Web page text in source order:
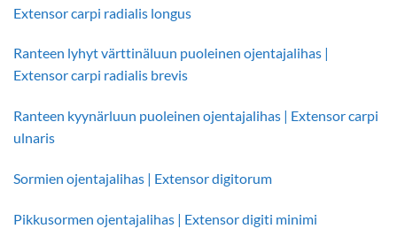
Extensor carpi radialis longus
Ranteen lyhyt värttinäluun puoleinen ojentajalihas |
Extensor carpi radialis brevis
Ranteen kyynärluun puoleinen ojentajalihas | Extensor carpi
ulnaris
Sormien ojentajalihas | Extensor digitorum
Pikkusormen ojentajalihas | Extensor digiti minimi